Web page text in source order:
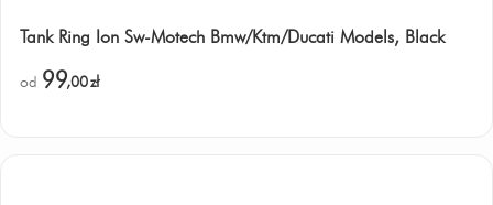
Tank Ring Ion Sw-Motech Bmw/Ktm/Ducati Models, Black
od 99,00zł